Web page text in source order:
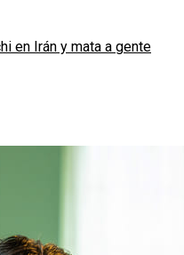
en Irán y mata a gente